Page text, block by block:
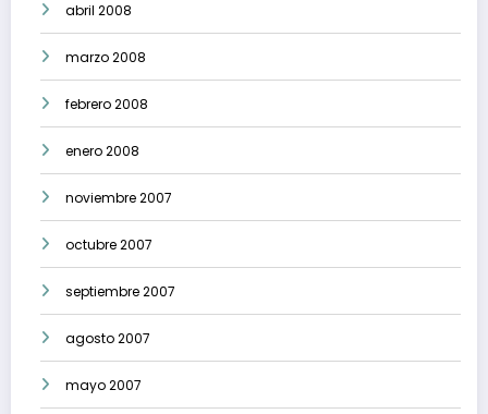
abril 2008
marzo 2008
febrero 2008
enero 2008
noviembre 2007
octubre 2007
septiembre 2007
agosto 2007
mayo 2007